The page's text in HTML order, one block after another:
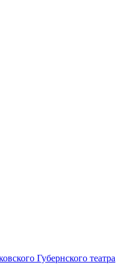
Губернского театра